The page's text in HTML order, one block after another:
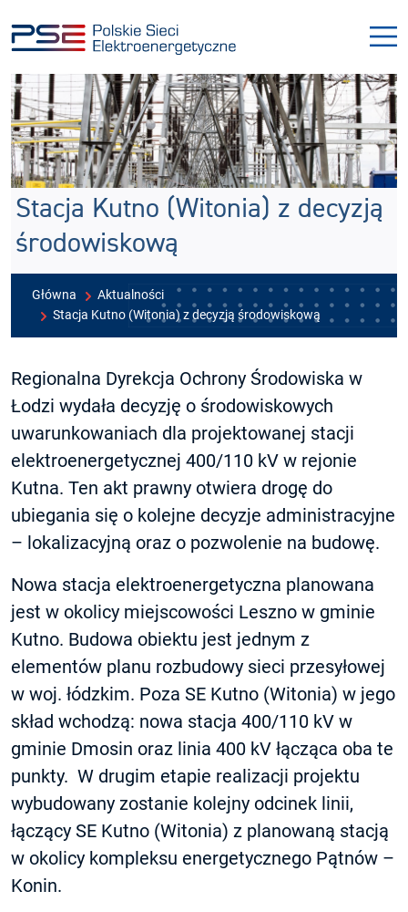
do
menu
do
treści
Stacja Kutno (Witonia) z decyzją
środowiskową
Główna
Aktualności
Stacja Kutno (Witonia) z decyzją środowiskową
Regionalna Dyrekcja Ochrony Środowiska w
Łodzi wydała decyzję o środowiskowych
uwarunkowaniach dla projektowanej stacji
elektroenergetycznej 400/110 kV w rejonie
Kutna. Ten akt prawny otwiera drogę do
ubiegania się o kolejne decyzje administracyjne
– lokalizacyjną oraz o pozwolenie na budowę.
Nowa stacja elektroenergetyczna planowana
jest w okolicy miejscowości Leszno w gminie
Kutno. Budowa obiektu jest jednym z
elementów planu rozbudowy sieci przesyłowej
w woj. łódzkim. Poza SE Kutno (Witonia) w jego
skład wchodzą: nowa stacja 400/110 kV w
gminie Dmosin oraz linia 400 kV łącząca oba te
punkty. W drugim etapie realizacji projektu
wybudowany zostanie kolejny odcinek linii,
łączący SE Kutno (Witonia) z planowaną stacją
w okolicy kompleksu energetycznego Pątnów –
Konin.